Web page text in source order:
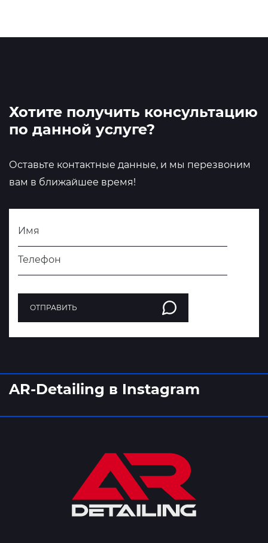
Хотите получить консультацию
по данной услуге?
Оставьте контактные данные, и мы перезвоним
вам в ближайшее время!
Имя
Телефон
ОТПРАВИТЬ
AR-Detailing в Instagram